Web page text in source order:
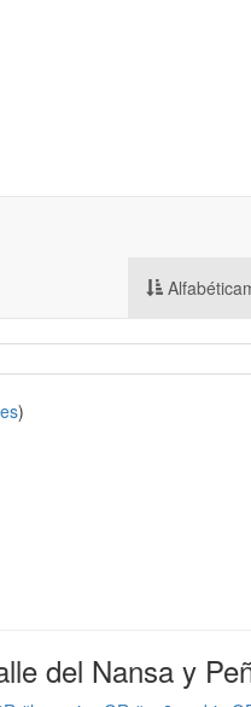
)
del Nansa y